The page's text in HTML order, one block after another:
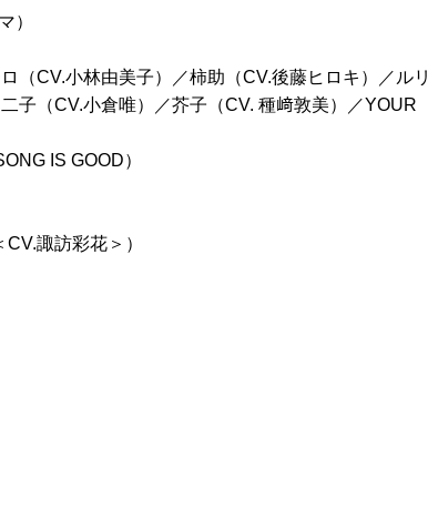
）
（CV.小林由美子）／柿助（CV.後藤ヒロキ）／ルリ
子（CV.小倉唯）／芥子（CV. 種﨑敦美）／YOUR
IS GOOD）
諏訪彩花＞）